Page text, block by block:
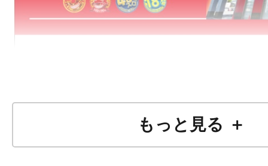
もっと見る ＋